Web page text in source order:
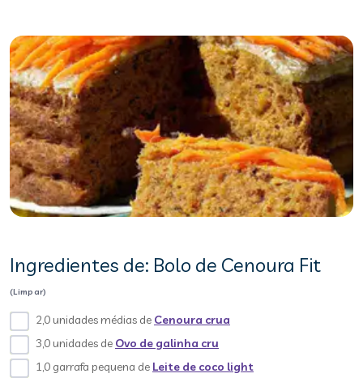
Ingredientes de: Bolo de Cenoura Fit
(Limpar)
2,0 unidades médias de Cenoura crua
3,0 unidades de Ovo de galinha cru
1,0 garrafa pequena de Leite de coco light